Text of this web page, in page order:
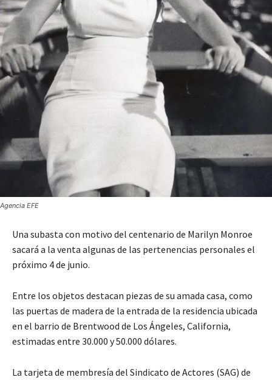
Agencia EFE
Una subasta con motivo del centenario de Marilyn Monroe
sacará a la venta algunas de las pertenencias personales el
próximo 4 de junio.
Entre los objetos destacan piezas de su amada casa, como
las puertas de madera de la entrada de la residencia ubicada
en el barrio de Brentwood de Los Ángeles, California,
estimadas entre 30.000 y 50.000 dólares.
La tarjeta de membresía del Sindicato de Actores (SAG) de